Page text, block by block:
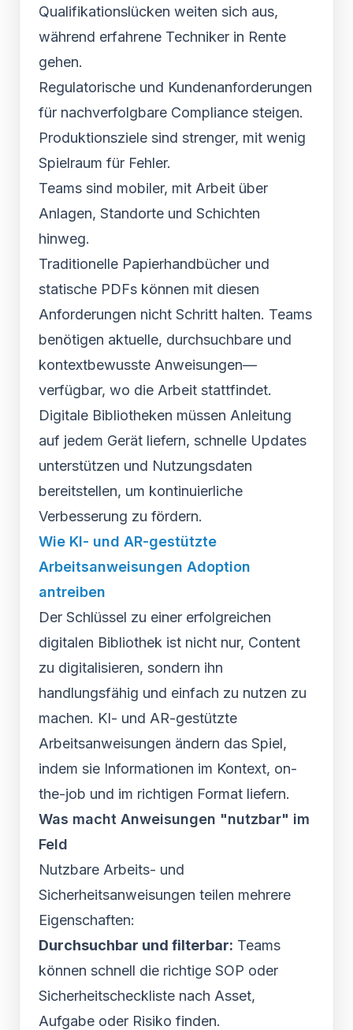
Qualifikationslücken weiten sich aus,
während erfahrene Techniker in Rente
gehen.
Regulatorische und Kundenanforderungen
für nachverfolgbare Compliance steigen.
Produktionsziele sind strenger, mit wenig
Spielraum für Fehler.
Teams sind mobiler, mit Arbeit über
Anlagen, Standorte und Schichten
hinweg.
Traditionelle Papierhandbücher und
statische PDFs können mit diesen
Anforderungen nicht Schritt halten. Teams
benötigen aktuelle, durchsuchbare und
kontextbewusste Anweisungen—
verfügbar, wo die Arbeit stattfindet.
Digitale Bibliotheken müssen Anleitung
auf jedem Gerät liefern, schnelle Updates
unterstützen und Nutzungsdaten
bereitstellen, um kontinuierliche
Verbesserung zu fördern.
Wie KI- und AR-gestützte
Arbeitsanweisungen Adoption
antreiben
Der Schlüssel zu einer erfolgreichen
digitalen Bibliothek ist nicht nur, Content
zu digitalisieren, sondern ihn
handlungsfähig und einfach zu nutzen zu
machen. KI- und AR-gestützte
Arbeitsanweisungen ändern das Spiel,
indem sie Informationen im Kontext, on-
the-job und im richtigen Format liefern.
Was macht Anweisungen "nutzbar" im
Feld
Nutzbare Arbeits- und
Sicherheitsanweisungen teilen mehrere
Eigenschaften:
Durchsuchbar und filterbar: Teams
können schnell die richtige SOP oder
Sicherheitscheckliste nach Asset,
Aufgabe oder Risiko finden.